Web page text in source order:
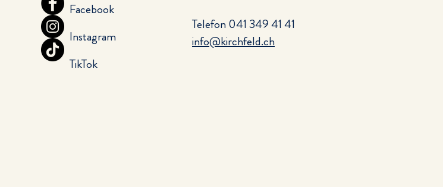
Facebook
Instagram
TikTok
Telefon041 349 41 41
info@kirchfeld.ch